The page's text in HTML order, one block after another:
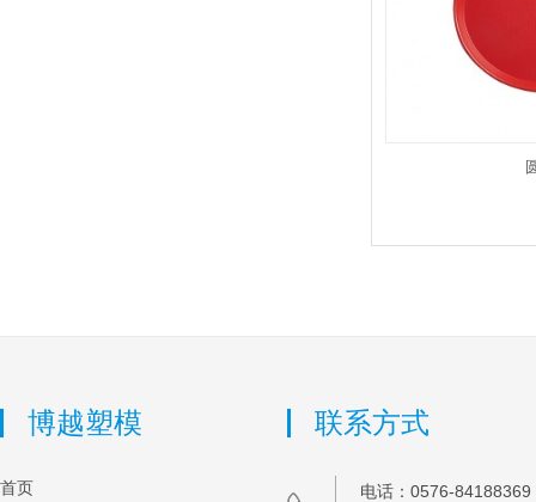
博越塑模
首页
联系方式
电话：0576-